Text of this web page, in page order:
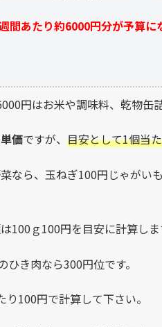
間あたり約6000円分が予算に
円はお米や調味料、乾物缶
価ですが、 目安として1個当
なら、玉ねぎ100円じゃがい
100ｇ100円を目安に計算しま
ひき肉なら300円位です。
り100円で計算して下さい。